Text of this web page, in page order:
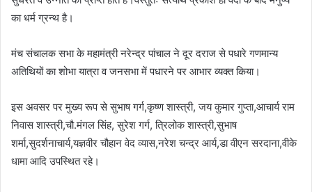
का धर्म ग्रन्थ है।
मंच संचालक सभा के महामंत्री नरेन्द्र पांचाल ने दूर दराज से पधारे गणमान्य
अतिथियों का शोभा यात्रा व जनसभा में पधारने पर आभार व्यक्त किया।
इस अवसर पर मुख्य रूप से सुभाष गर्ग,कृष्ण शास्त्री, जय कुमार गुप्ता,आचार्य राम
निवास शास्त्री,चौ.मंगल सिंह, सुरेश गर्ग, त्रिलोक शास्त्री,सुभाष
शर्मा,सुदर्शनाचार्य,यज्ञवीर चौहान वेद व्यास,नरेश चन्द्र आर्य,डा वीएन सरदाना,वीके
धामा आदि उपस्थित रहे।